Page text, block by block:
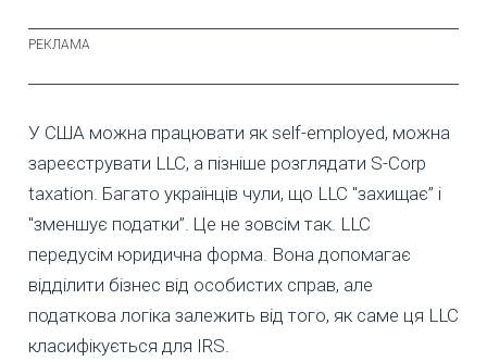
У США можна працювати як self-employed, можна
зареєструвати LLC, а пізніше розглядати S-Corp
taxation. Багато українців чули, що LLC "захищає” і
"зменшує податки”. Це не зовсім так. LLC
передусім юридична форма. Вона допомагає
відділити бізнес від особистих справ, але
податкова логіка залежить від того, як саме ця LLC
класифікується для IRS.